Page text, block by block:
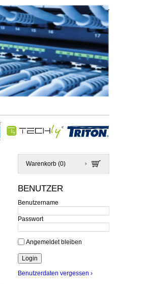
Warenkorb (0)
BENUTZER
Benutzername
Passwort
Angemeldet bleiben
Benutzerdaten vergessen ›